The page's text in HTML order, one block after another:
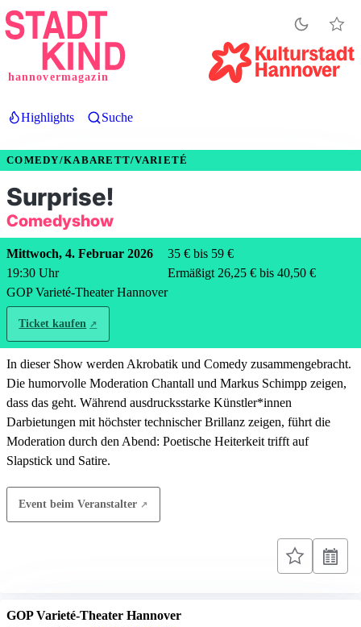
Direkt
zum
hannovermagazin
Highlights Suche
COMEDY/KABARETT/VARIETÉ
Surprise!
Comedyshow
Mittwoch, 4. Februar 2026
19:30 Uhr
GOP Varieté-Theater Hannover
35 € bis 59 €
Ermäßigt 26,25 € bis 40,50 €
Ticket kaufen
In dieser Show werden Akrobatik und Comedy zusammengebracht.
Die humorvolle Moderation Chantall und Markus Schimpp zeigen,
dass das geht. Während ausdrucksstarke Künstler*innen
Darbietungen mit höchster technischer Brillanz zeigen, führt die
Moderation durch den Abend: Poetische Heiterkeit trifft auf
Slapstick und Satire.
Event beim Veranstalter
GOP Varieté-Theater Hannover